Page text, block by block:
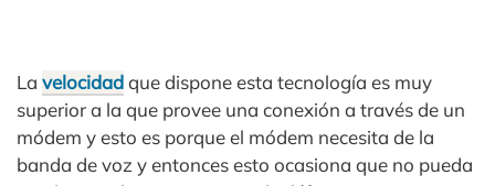
La velocidadque dispone esta tecnología es muy
superior a la que provee una conexión a través de un
módem y esto es porque el módem necesita de la
banda de voz y entonces esto ocasiona que no pueda